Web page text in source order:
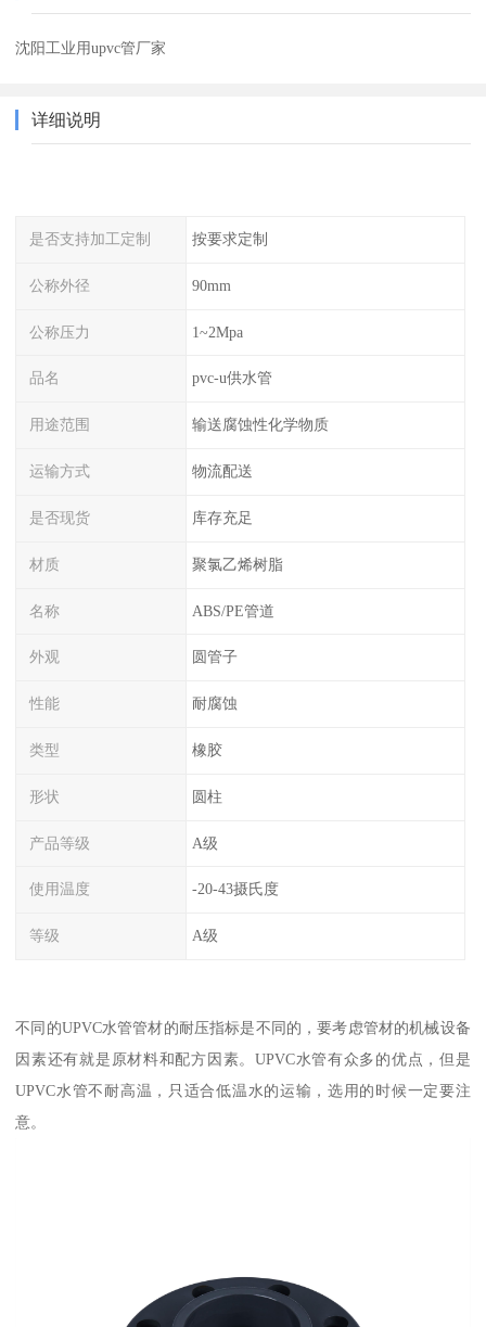
沈阳工业用upvc管厂家
详细说明
是否支持加工定制 按要求定制
公称外径 90mm
公称压力 1~2Mpa
品名 pvc-u供水管
用途范围 输送腐蚀性化学物质
运输方式 物流配送
是否现货 库存充足
材质 聚氯乙烯树脂
名称 ABS/PE管道
外观 圆管子
性能 耐腐蚀
类型 橡胶
形状 圆柱
产品等级 A级
使用温度 -20-43摄氏度
等级 A级
不同的UPVC水管管材的耐压指标是不同的，要考虑管材的机械设备
因素还有就是原材料和配方因素。UPVC水管有众多的优点，但是
UPVC水管不耐高温，只适合低温水的运输，选用的时候一定要注
意。